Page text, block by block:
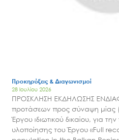
Προκηρύξεις & Διαγωνισμοί
28 Ιουλίου 2026
ΠΡΟΣΚΛΗΣΗ ΕΚΔΗΛΩΣΗΣ
προτάσεων προς σύναψη
Έργου ιδιωτικού δικαίου, για
υλοποίησης του Έργου «Full